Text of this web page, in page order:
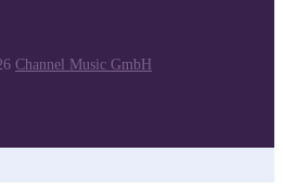
Channel Music GmbH